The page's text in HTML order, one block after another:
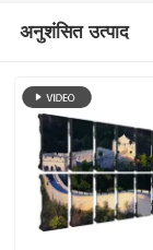
अनुशंसित उत्पाद